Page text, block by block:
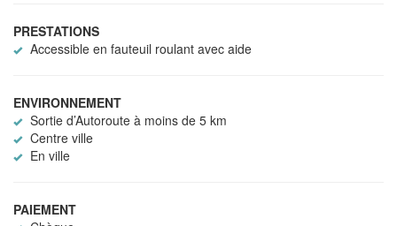
PRESTATIONS
Accessible en fauteuil roulant avec aide
ENVIRONNEMENT
Sortie d’Autoroute à moins de 5 km
Centre ville
En ville
PAIEMENT